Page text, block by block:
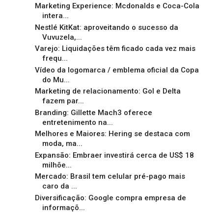
Marketing Experience: Mcdonalds e Coca-Cola
intera...
Nestlé KitKat: aproveitando o sucesso da
Vuvuzela,...
Varejo: Liquidações têm ficado cada vez mais
frequ...
Vídeo da logomarca / emblema oficial da Copa
do Mu...
Marketing de relacionamento: Gol e Delta
fazem par...
Branding: Gillette Mach3 oferece
entretenimento na...
Melhores e Maiores: Hering se destaca com
moda, ma...
Expansão: Embraer investirá cerca de US$ 18
milhõe...
Mercado: Brasil tem celular pré-pago mais
caro da ...
Diversificação: Google compra empresa de
informaçõ...